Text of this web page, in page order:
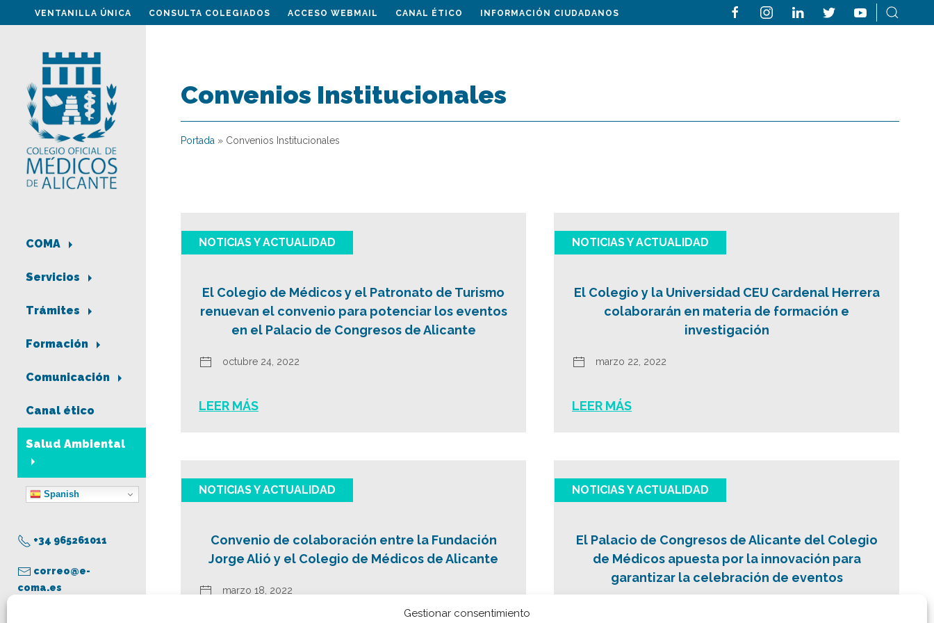
Gestionar consentimiento
VENTANILLA ÚNICA CONSULTA COLEGIADOS ACCESO WEBMAIL CANAL ÉTICO INFORMACIÓN CIUDADANOS
COMA
Servicios
Trámites
Formación
Comunicación
Canal ético
Salud Ambiental
Spanish
+34 965261011
correo@e-
coma.es
Convenios Institucionales
Portada » Convenios Institucionales
NOTICIAS Y ACTUALIDAD
El Colegio de Médicos y el Patronato de Turismo
renuevan el convenio para potenciar los eventos
en el Palacio de Congresos de Alicante
octubre 24, 2022
LEER MÁS
NOTICIAS Y ACTUALIDAD
El Colegio y la Universidad CEU Cardenal Herrera
colaborarán en materia de formación e
investigación
marzo 22, 2022
LEER MÁS
NOTICIAS Y ACTUALIDAD
Convenio de colaboración entre la Fundación
Jorge Alió y el Colegio de Médicos de Alicante
marzo 18, 2022
NOTICIAS Y ACTUALIDAD
El Palacio de Congresos de Alicante del Colegio
de Médicos apuesta por la innovación para
garantizar la celebración de eventos